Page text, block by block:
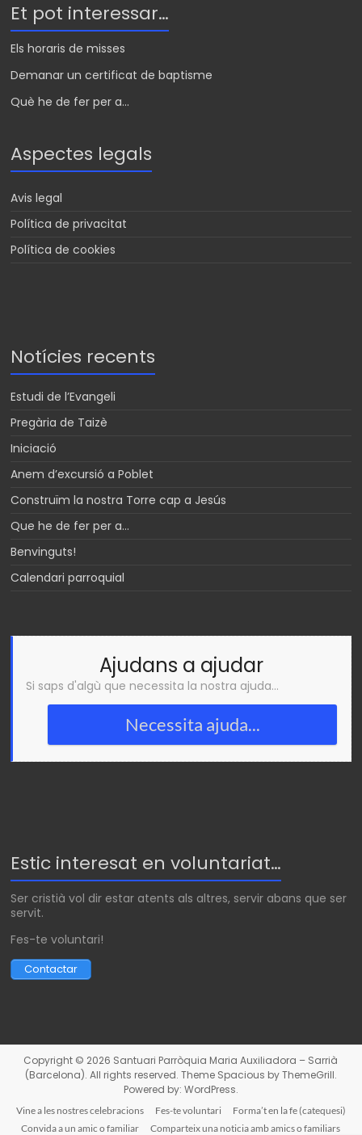
Et pot interessar…
Els horaris de misses
Demanar un certificat de baptisme
Què he de fer per a...
Aspectes legals
Avis legal
Política de privacitat
Política de cookies
Notícies recents
Estudi de l’Evangeli
Pregària de Taizè
Iniciació
Anem d’excursió a Poblet
Construïm la nostra Torre cap a Jesús
Que he de fer per a…
Benvinguts!
Calendari parroquial
Ajudans a ajudar
Si saps d'algù que necessita la nostra ajuda...
Necessita ajuda...
Estic interesat en voluntariat…
Ser cristià vol dir estar atents als altres, servir abans que ser
servit.
Fes-te voluntari!
Contactar
Copyright © 2026 Santuari Parròquia Maria Auxiliadora – Sarrià
(Barcelona). All rights reserved. Theme Spacious by ThemeGrill.
Powered by: WordPress.
Vine a les nostres celebracions Fes-te voluntari
Forma’t en la fe (catequesi)
Convida a un amic o familiar
Comparteix una noticia amb amics o familiars